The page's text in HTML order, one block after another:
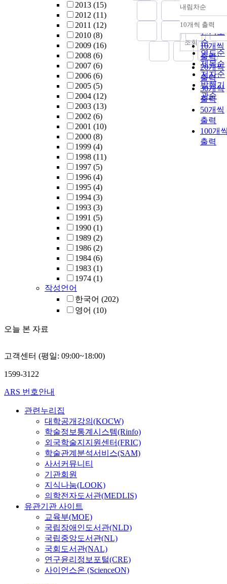
2013 (15)
2012 (11)
2011 (12)
2010 (8)
2009 (16)
2008 (6)
2007 (6)
2006 (6)
2005 (5)
2004 (12)
2003 (13)
2002 (6)
2001 (10)
2000 (8)
1999 (4)
1998 (11)
1997 (5)
1996 (4)
1995 (4)
1994 (3)
1993 (3)
1991 (5)
1990 (1)
1989 (2)
1986 (2)
1984 (6)
1983 (1)
1974 (1)
작성언어
한국어 (202)
영어 (10)
오늘 본 자료
정확도
순
인기도
순
연도순
제목순
저자순
발행기
관순
내림차순
내림차
10개씩 출력
10개씩
출력
20개씩
출력
30개씩
출력
50개씩
출력
100개
출력
조회
고객센터 (평일: 09:00~18:00)
1599-3122
ARS 번호안내
관련누리집
대학공개강의(KOCW)
학술정보통계시스템(Rinfo)
외국학술지지원센터(FRIC)
학술관계분석서비스(SAM)
사서커뮤니티
기관회원
지식나눔(LOOK)
의학전자도서관(MEDLIS)
유관기관 사이트
교육부(MOE)
국립장애인도서관(NLD)
국립중앙도서관(NL)
국회도서관(NAL)
연구윤리정보포털(CRE)
사이언스온 (ScienceON)